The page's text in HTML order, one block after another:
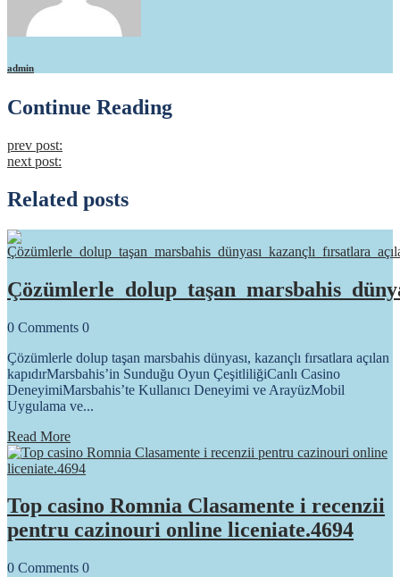
admin
Continue Reading
prev post:
next post:
Related posts
0 Comments 0
Çözümlerle dolup taşan marsbahis dünyası, kazançlı fırsatlara açılan
kapıdırMarsbahis’in Sunduğu Oyun ÇeşitliliğiCanlı Casino
DeneyimiMarsbahis’te Kullanıcı Deneyimi ve ArayüzMobil
Uygulama ve...
Read More
Top casino Romnia Clasamente i recenzii
pentru cazinouri online liceniate.4694
0 Comments 0